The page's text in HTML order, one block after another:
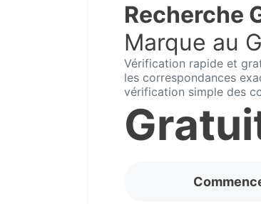
Recherche
Marque au
Vérification rapide et
les correspondances
vérification simple des